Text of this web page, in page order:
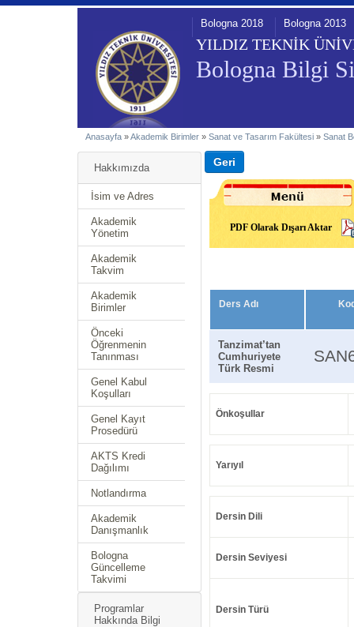
YILDIZ TEKNİK
Bologna Bilgi
Bologna 2018 Bologna 2013
Anasayfa »Akademik Birimler » Sanat ve Tasarım Fakültesi » Sanat
Hakkımızda
İsim ve Adres
Akademik
Yönetim
Akademik
Takvim
Akademik
Birimler
Önceki
Öğrenmenin
Tanınması
Genel Kabul
Koşulları
Genel Kayıt
Prosedürü
AKTS Kredi
Dağılımı
Notlandırma
Akademik
Danışmanlık
Bologna
Güncelleme
Takvimi
Programlar
Hakkında Bilgi
PDF Olarak Dışarı Aktar
Ders Adı
Tanzimat’tan
Cumhuriyete
Türk Resmi
Önkoşullar
Yarıyıl
Dersin Dili
Dersin Seviyesi
Dersin Türü